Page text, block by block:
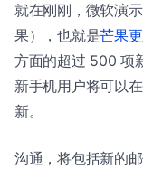
就在刚刚，微软演
果），也就是芒果
方面的超过 500 项
新手机用户将可以
新。
沟通，将包括新的